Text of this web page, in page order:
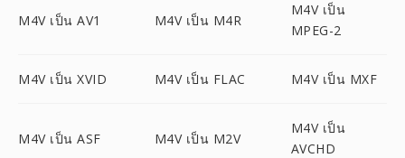
M4V เป็น AV1 M4V เป็น M4R
M4V เป็น
MPEG-2
M4V เป็น XVID M4V เป็น FLAC M4V เป็น MXF
M4V เป็น ASF M4V เป็น M2V
M4V เป็น
AVCHD